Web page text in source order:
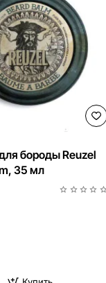
бороды Reuzel
35 мл